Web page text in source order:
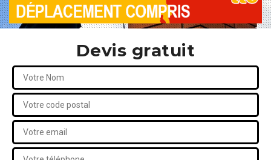
Devis gratuit